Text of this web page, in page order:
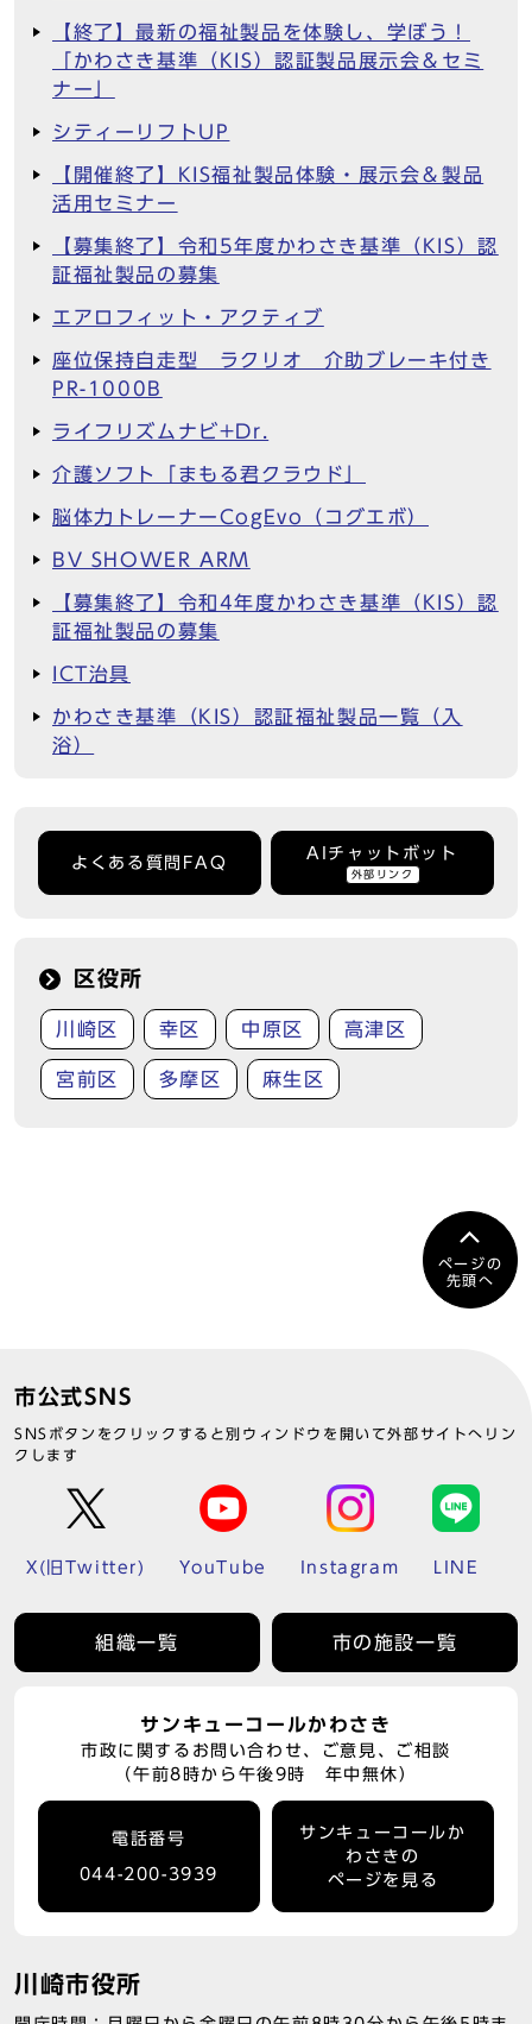
【終了】最新の福祉製品を体験し、学ぼう！
「かわさき基準（KIS）認証製品展示会＆セミ
ナー」
シティーリフトUP
【開催終了】KIS福祉製品体験・展示会＆製品
活用セミナー
【募集終了】令和5年度かわさき基準（KIS）認
証福祉製品の募集
エアロフィット・アクティブ
座位保持自走型 ラクリオ 介助ブレーキ付き
PR-1000B
ライフリズムナビ+Dr.
介護ソフト「まもる君クラウド」
脳体力トレーナーCogEvo（コグエボ）
BV SHOWER ARM
【募集終了】令和4年度かわさき基準（KIS）認
証福祉製品の募集
ICT治具
かわさき基準（KIS）認証福祉製品一覧（入
浴）
よくある質問FAQ
AIチャットボット
外部リンク
区役所
川崎区 幸区 中原区 高津区
宮前区 多摩区 麻生区
ページの
先頭へ
市公式SNS
SNSボタンをクリックすると別ウィンドウを開いて外部サイトへリン
クします
X(旧Twitter) YouTube Instagram LINE
組織一覧 市の施設一覧
サンキューコールかわさき
市政に関するお問い合わせ、ご意見、ご相談
（午前8時から午後9時 年中無休）
電話番号
044-200-3939
サンキューコールか
わさきの
ページを見る
川崎市役所